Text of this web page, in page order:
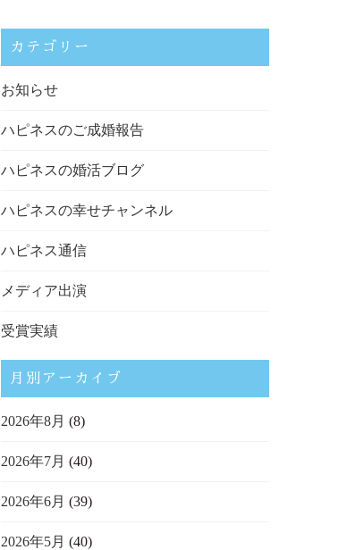
カテゴリー
お知らせ
ハピネスのご成婚報告
ハピネスの婚活ブログ
ハピネスの幸せチャンネル
ハピネス通信
メディア出演
受賞実績
月別アーカイブ
2026年8月 (8)
2026年7月 (40)
2026年6月 (39)
2026年5月 (40)